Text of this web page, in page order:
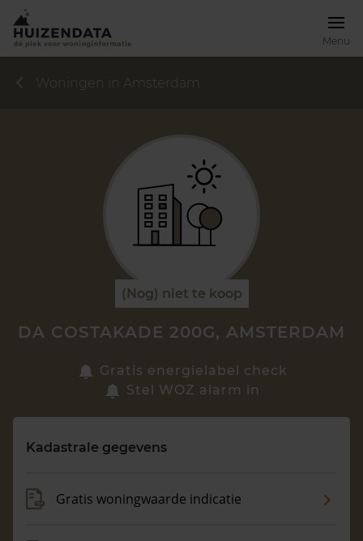
Menu
Zoek een woning
Maandag t/m vrijdag - 08:00 -18:00
Woningen in Amsterdam
(Nog) niet te koop
DA COSTAKADE 200G, AMSTERDAM
Gratis energielabel check
Stel WOZ alarm in
Kadastrale gegevens
Gratis woningwaarde indicatie